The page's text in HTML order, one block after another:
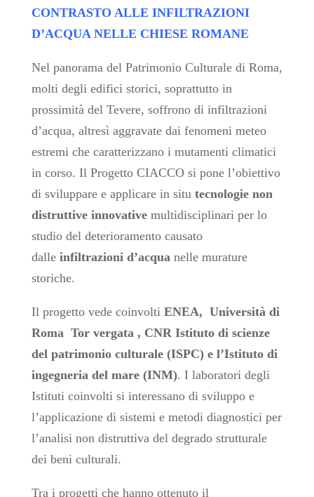
CONTRASTO ALLE INFILTRAZIONI
D’ACQUA NELLE CHIESE ROMANE
Nel panorama del Patrimonio Culturale di Roma,
molti degli edifici storici, soprattutto in
prossimità del Tevere, soffrono di infiltrazioni
d’acqua, altresì aggravate dai fenomeni meteo
estremi che caratterizzano i mutamenti climatici
in corso. Il Progetto CIACCO si pone l’obiettivo
di sviluppare e applicare in situ tecnologie non
distruttive innovativemultidisciplinari per lo
studio del deterioramento causato
dalle infiltrazioni d’acquanelle murature
storiche.
Il progetto vede coinvolti ENEA, Università di
Roma Tor vergata , CNR Istituto di scienze
del patrimonio culturale (ISPC) e l’Istituto di
ingegneria del mare (INM). I laboratori degli
Istituti coinvolti si interessano di sviluppo e
l’applicazione di sistemi e metodi diagnostici per
l’analisi non distruttiva del degrado strutturale
dei beni culturali.
Tra i progetti che hanno ottenuto il